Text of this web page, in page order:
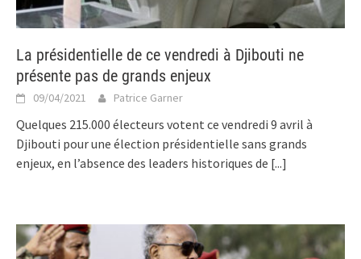
La présidentielle de ce vendredi à Djibouti ne
présente pas de grands enjeux
09/04/2021 Patrice Garner
Quelques 215.000 électeurs votent ce vendredi 9 avril à
Djibouti pour une élection présidentielle sans grands
enjeux, en l’absence des leaders historiques de [...]